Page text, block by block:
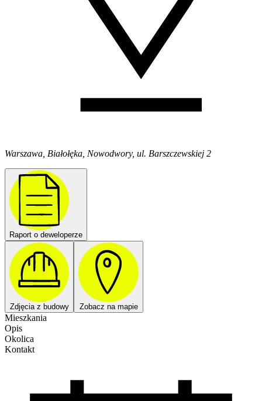
Warszawa, Białołęka, Nowodwory, ul. Barszczewskiej 2
Raport o deweloperze
Zdjęcia z budowy Zobacz na mapie
Mieszkania
Opis
Okolica
Kontakt